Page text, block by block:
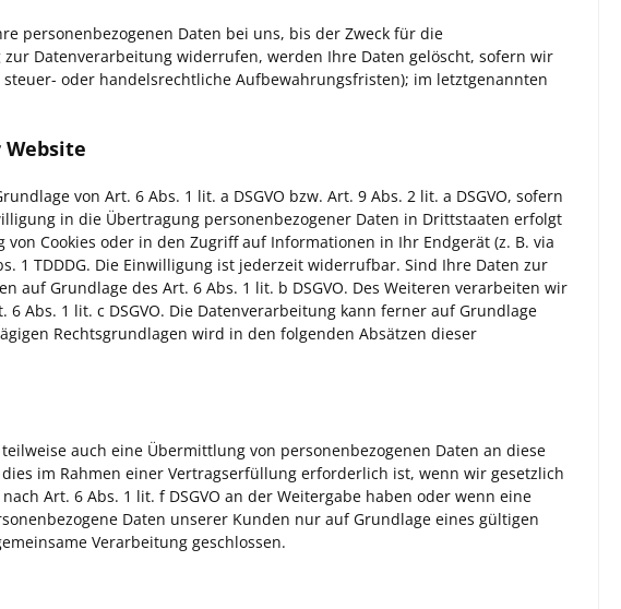
personenbezogenen Daten bei uns, bis der Zweck für die
Datenverarbeitung widerrufen, werden Ihre Daten gelöscht, sofern wir
oder handelsrechtliche Aufbewahrungsfristen); im letztgenannten
von Art. 6 Abs. 1 lit. a DSGVO bzw. Art. 9 Abs. 2 lit. a DSGVO, sofern
in die Übertragung personenbezogener Daten in Drittstaaten erfolgt
Cookies oder in den Zugriff auf Informationen in Ihr Endgerät (z. B. via
1 TDDDG. Die Einwilligung ist jederzeit widerrufbar. Sind Ihre Daten zur
Grundlage des Art. 6 Abs. 1 lit. b DSGVO. Des Weiteren verarbeiten wir
Abs. 1 lit. c DSGVO. Die Datenverarbeitung kann ferner auf Grundlage
Rechtsgrundlagen wird in den folgenden Absätzen dieser
auch eine Übermittlung von personenbezogenen Daten an diese
im Rahmen einer Vertragserfüllung erforderlich ist, wenn wir gesetzlich
Art. 6 Abs. 1 lit. f DSGVO an der Weitergabe haben oder wenn eine
Daten unserer Kunden nur auf Grundlage eines gültigen
Verarbeitung geschlossen.